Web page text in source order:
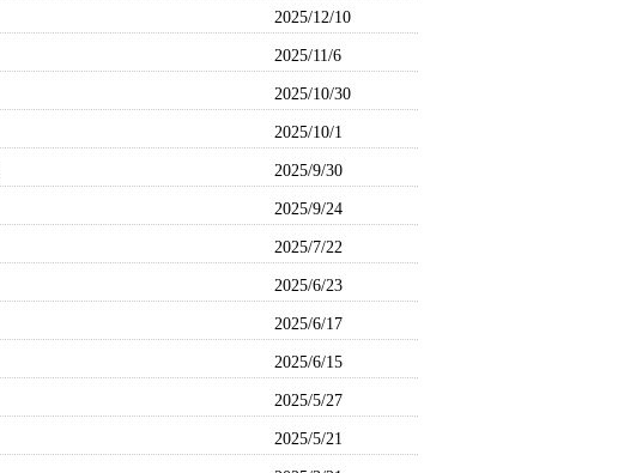
2025/12/10
2025/11/6
2025/10/30
2025/10/1
2025/9/30
2025/9/24
2025/7/22
2025/6/23
2025/6/17
2025/6/15
2025/5/27
2025/5/21